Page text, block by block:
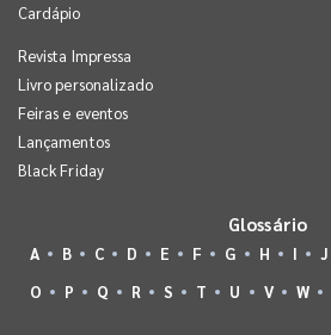
Cardápio
Revista Impressa
Livro personalizado
Feiras e eventos
Lançamentos
Black Friday
Glossário
A B C D E F G H I J
O
P Q R S T U V W